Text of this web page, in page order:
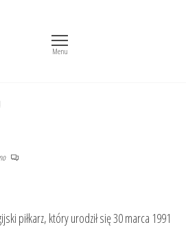
Menu
piłkarz, który urodził się 30 marca 1991